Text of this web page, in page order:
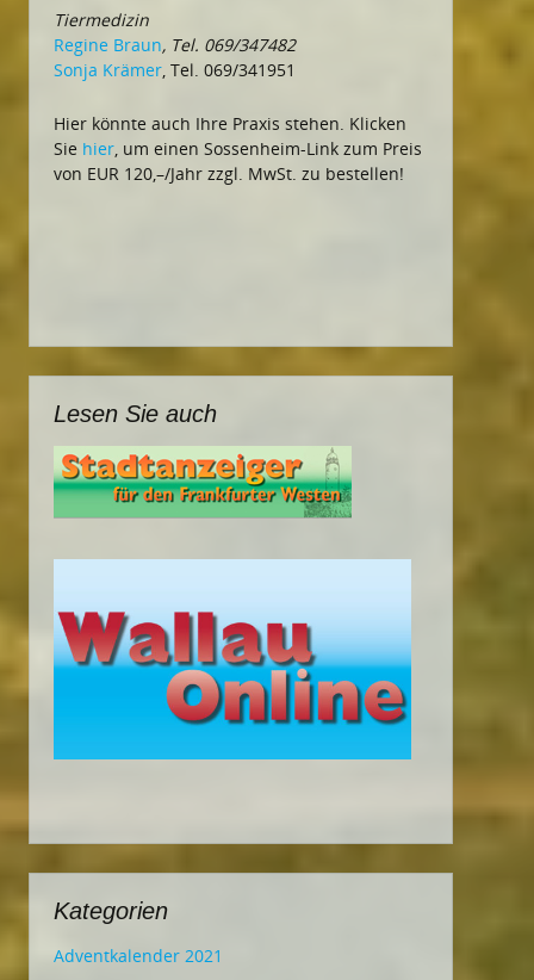
Tiermedizin
Regine Braun, Tel. 069/347482
Sonja Krämer , Tel. 069/341951
Hier könnte auch Ihre Praxis stehen. Klicken
Sie hier , um einen Sossenheim-Link zum Preis
von EUR 120,–/Jahr zzgl. MwSt. zu bestellen!
Lesen Sie auch
Kategorien
Adventkalender 2021